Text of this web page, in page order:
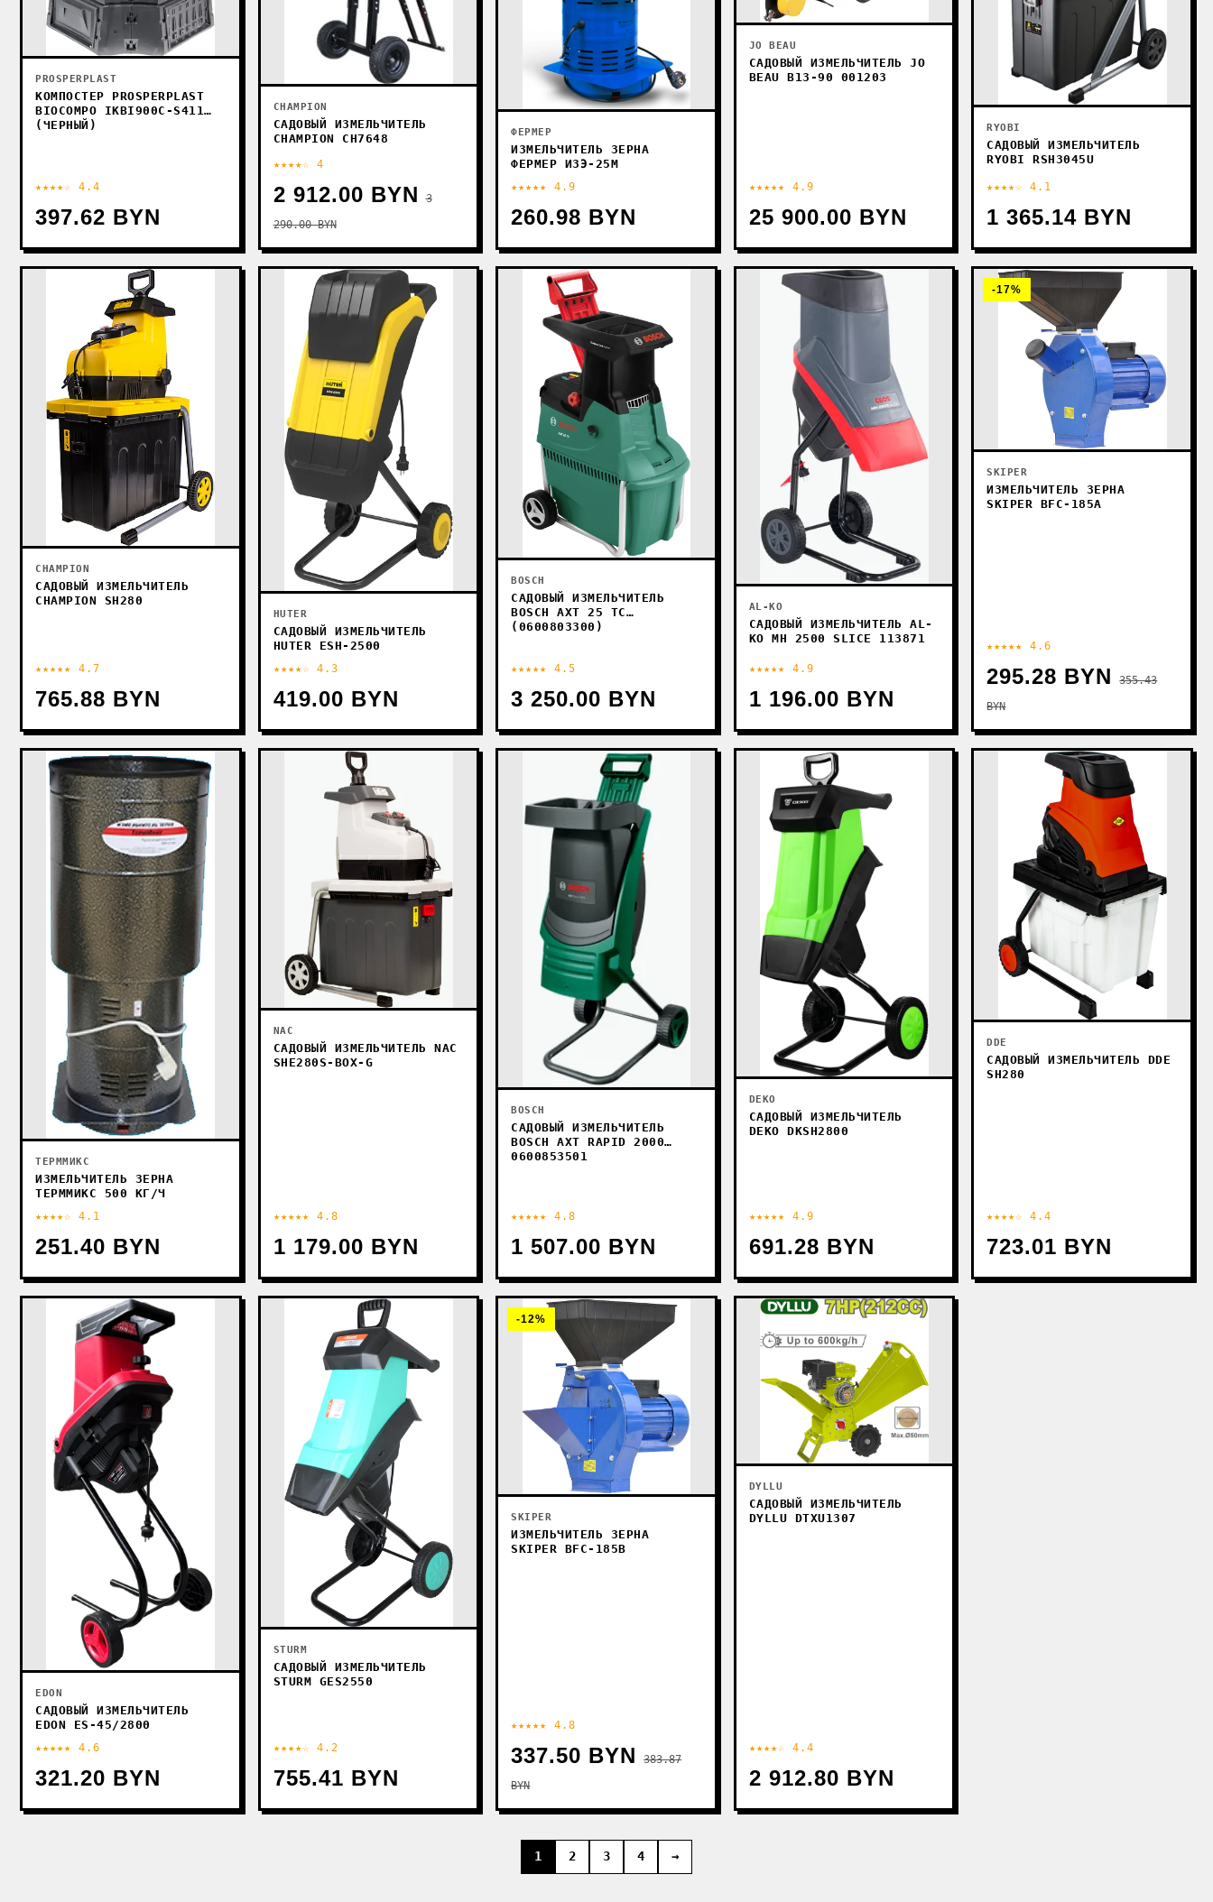
PROSPERPLAST
КОМПОСТЕР PROSPERPLAST
BIOCOMPO IKBI900C-S411
(ЧЕРНЫЙ)
★★★★☆ 4.4
397.62 BYN
CHAMPION
САДОВЫЙ ИЗМЕЛЬЧИТЕЛЬ
CHAMPION CH7648
★★★★☆ 4
2 912.00 BYN
3
290.00 BYN
ФЕРМЕР
ИЗМЕЛЬЧИТЕЛЬ ЗЕРНА
ФЕРМЕР ИЗЭ-25М
★★★★★ 4.9
260.98 BYN
JO BEAU
САДОВЫЙ ИЗМЕЛЬЧИТЕЛЬ JO
BEAU B13-90 001203
★★★★★ 4.9
25 900.00 BYN
RYOBI
САДОВЫЙ ИЗМЕЛЬЧИТЕЛЬ
RYOBI RSH3045U
★★★★☆ 4.1
1 365.14 BYN
CHAMPION
САДОВЫЙ ИЗМЕЛЬЧИТЕЛЬ
CHAMPION SH280
★★★★★ 4.7
765.88 BYN
HUTER
САДОВЫЙ ИЗМЕЛЬЧИТЕЛЬ
HUTER ESH-2500
★★★★☆ 4.3
419.00 BYN
BOSCH
САДОВЫЙ ИЗМЕЛЬЧИТЕЛЬ
BOSCH AXT 25 TC
(0600803300)
★★★★★ 4.5
3 250.00 BYN
AL-KO
САДОВЫЙ ИЗМЕЛЬЧИТЕЛЬ AL-
KO MH 2500 SLICE 113871
★★★★★ 4.9
1 196.00 BYN
-17%
SKIPER
ИЗМЕЛЬЧИТЕЛЬ ЗЕРНА
SKIPER BFC-185A
★★★★★ 4.6
295.28 BYN
355.43
BYN
ТЕРММИКС
ИЗМЕЛЬЧИТЕЛЬ ЗЕРНА
ТЕРММИКС 500 КГ/Ч
★★★★☆ 4.1
251.40 BYN
NAC
САДОВЫЙ ИЗМЕЛЬЧИТЕЛЬ NAC
SHE280S-BOX-G
★★★★★ 4.8
1 179.00 BYN
BOSCH
САДОВЫЙ ИЗМЕЛЬЧИТЕЛЬ
BOSCH AXT RAPID 2000
0600853501
★★★★★ 4.8
1 507.00 BYN
DEKO
САДОВЫЙ ИЗМЕЛЬЧИТЕЛЬ
DEKO DKSH2800
★★★★★ 4.9
691.28 BYN
DDE
САДОВЫЙ ИЗМЕЛЬЧИТЕЛЬ DDE
SH280
★★★★☆ 4.4
723.01 BYN
EDON
САДОВЫЙ ИЗМЕЛЬЧИТЕЛЬ
EDON ES-45/2800
★★★★★ 4.6
321.20 BYN
STURM
САДОВЫЙ ИЗМЕЛЬЧИТЕЛЬ
STURM GES2550
★★★★☆ 4.2
755.41 BYN
-12%
SKIPER
ИЗМЕЛЬЧИТЕЛЬ ЗЕРНА
SKIPER BFC-185B
★★★★★ 4.8
337.50 BYN
383.87
BYN
DYLLU
САДОВЫЙ ИЗМЕЛЬЧИТЕЛЬ
DYLLU DTXU1307
★★★★☆ 4.4
2 912.80 BYN
1 2 3 4 →